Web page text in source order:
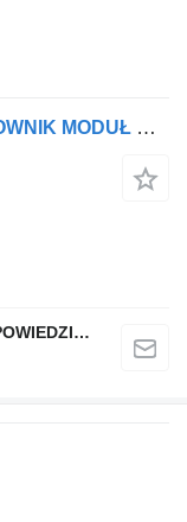
Jednostka sterująca WABCO STEROWNIK MODUŁ WYBIERAKA TCM MERCEDES ACTROS MP4 A0104465509 do ciągnika siodłowego
QINDITO SPÓŁKA Z OGRANICZONĄ ODPOWIEDZIALNOŚCIĄ